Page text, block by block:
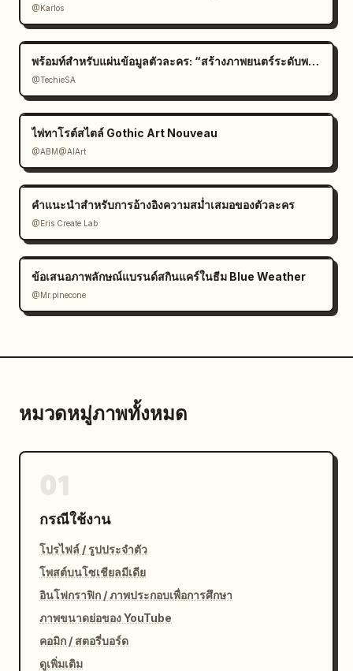
@Karlos
พร้อมท์สำหรับแผ่นข้อมูลตัวละคร: “สร้างภาพยนตร์ระดับพรีเมียม
@TechieSA
ไพ่ทาโรต์สไตล์ Gothic Art Nouveau
@ABM@AIArt
คำแนะนำสำหรับการอ้างอิงความสม่ำเสมอของตัวละคร
@Eris Create Lab
ข้อเสนอภาพลักษณ์แบรนด์สกินแคร์ในธีม Blue Weather
@Mr.pinecone
หมวดหมู่ภาพทั้งหมด
กรณีใช้งาน
โปรไฟล์ / รูปประจำตัว
โพสต์บนโซเชียลมีเดีย
อินโฟกราฟิก / ภาพประกอบเพื่อการศึกษา
ภาพขนาดย่อของ YouTube
คอมิก / สตอรี่บอร์ด
ดูเพิ่มเติม